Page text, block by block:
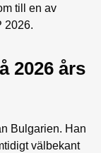
till en av
2026.
2026 års
Bulgarien. Han
välbekant